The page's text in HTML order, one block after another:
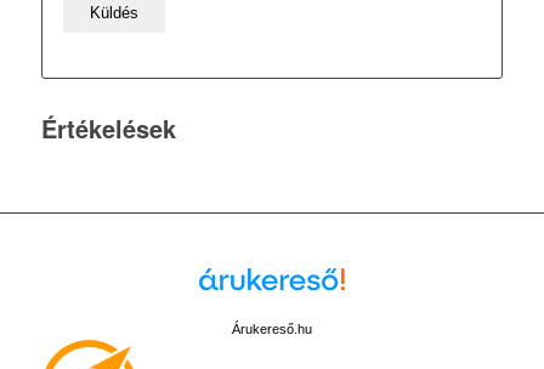
Értékelések
Árukereső.hu